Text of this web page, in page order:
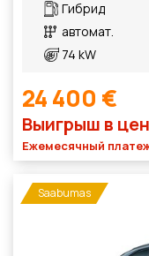
Гибрид
автомат.
74 kW
24 400 €
Выигрыш в
Ежемесячный
Saabumas